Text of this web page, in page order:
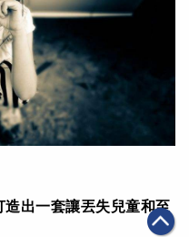
出一套讓丟失兒童和至